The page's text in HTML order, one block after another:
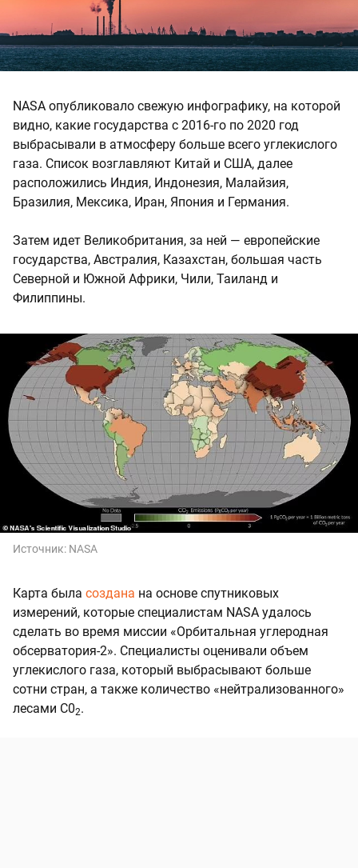
NASA опубликовало свежую инфографику, на которой
видно, какие государства с 2016-го по 2020 год
выбрасывали в атмосферу больше всего углекислого
газа. Список возглавляют Китай и США, далее
расположились Индия, Индонезия, Малайзия,
Бразилия, Мексика, Иран, Япония и Германия.
Затем идет Великобритания, за ней — европейские
государства, Австралия, Казахстан, большая часть
Северной и Южной Африки, Чили, Таиланд и
Филиппины.
Источник: NASA
Карта была создана на основе спутниковых
измерений, которые специалистам NASA удалось
сделать во время миссии «Орбитальная углеродная
обсерватория-2». Специалисты оценивали объем
углекислого газа, который выбрасывают больше
сотни стран, а также количество «нейтрализованного»
лесами C02.